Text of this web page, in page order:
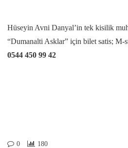
Hüseyin Avni Danyal’in tek kisilik
“Dumanalti Asklar” için bilet satis;
0544 450 99 42
0 180